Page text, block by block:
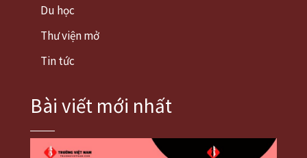
Du học
Thư viện mở
Tin tức
Bài viết mới nhất